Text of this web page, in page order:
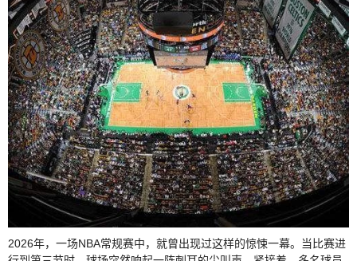
2026年，一场NBA常规赛中，就曾出现过这样的惊悚一幕。当比赛进